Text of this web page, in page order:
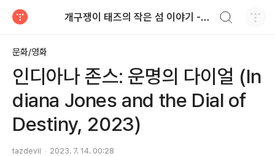
개구쟁이 태즈의 작은 섬 이야기 - blog
문화/영화
인디아나 존스: 운명의 다이얼 (In
diana Jones and the Dial of
Destiny, 2023)
tazdevil 2023. 7. 14. 00:28